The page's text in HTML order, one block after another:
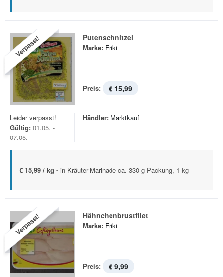
Verpasst! Putenschnitzel
Marke: Friki
Preis: € 15,99
Leider verpasst!
Gültig: 01.05. -
07.05.
Händler: Marktkauf
€ 15,99 / kg - in Kräuter-Marinade ca. 330-g-Packung, 1 kg
Verpasst! Hähnchenbrustfilet
Marke: Friki
Preis: € 9,99